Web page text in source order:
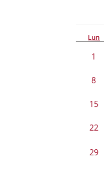
Lun
1
8
15
22
29